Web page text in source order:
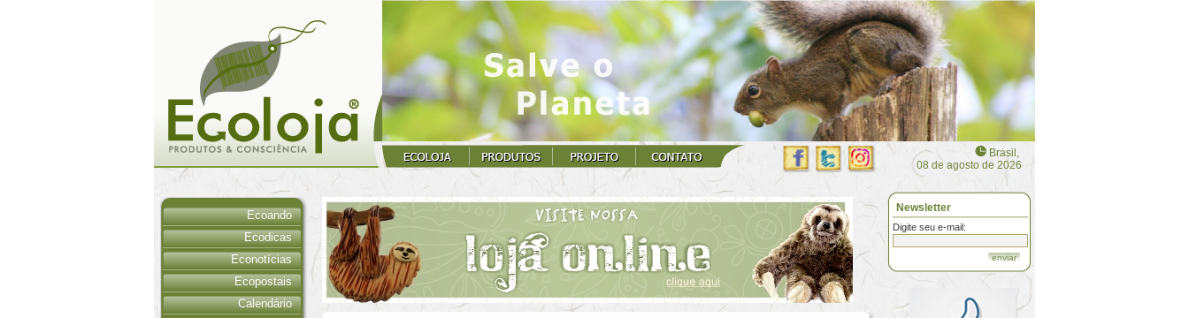
Brasil,
08 de agosto de 2026
Ecoando
Ecodicas
Econotícias
Ecopostais
Calendário
Newsletter
Digite seu e-mail:
enviar